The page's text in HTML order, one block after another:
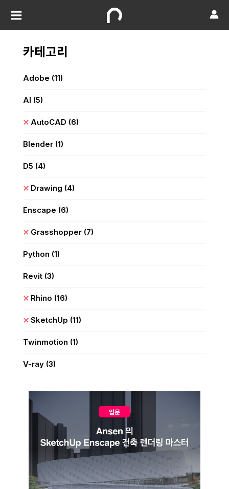
카테고리
Adobe (11)
AI (5)
AutoCAD (6)
Blender (1)
D5 (4)
Drawing (4)
Enscape (6)
Grasshopper (7)
Python (1)
Revit (3)
Rhino (16)
SketchUp (11)
Twinmotion (1)
V-ray (3)